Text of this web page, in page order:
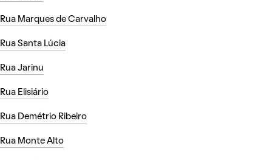
Rua Marques de Carvalho
Rua Santa Lúcia
Rua Jarinu
Rua Elisiário
Rua Demétrio Ribeiro
Rua Monte Alto